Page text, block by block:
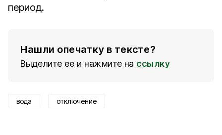
период.
Нашли опечатку в тексте?
Выделите ее и нажмите на ссылку
вода отключение